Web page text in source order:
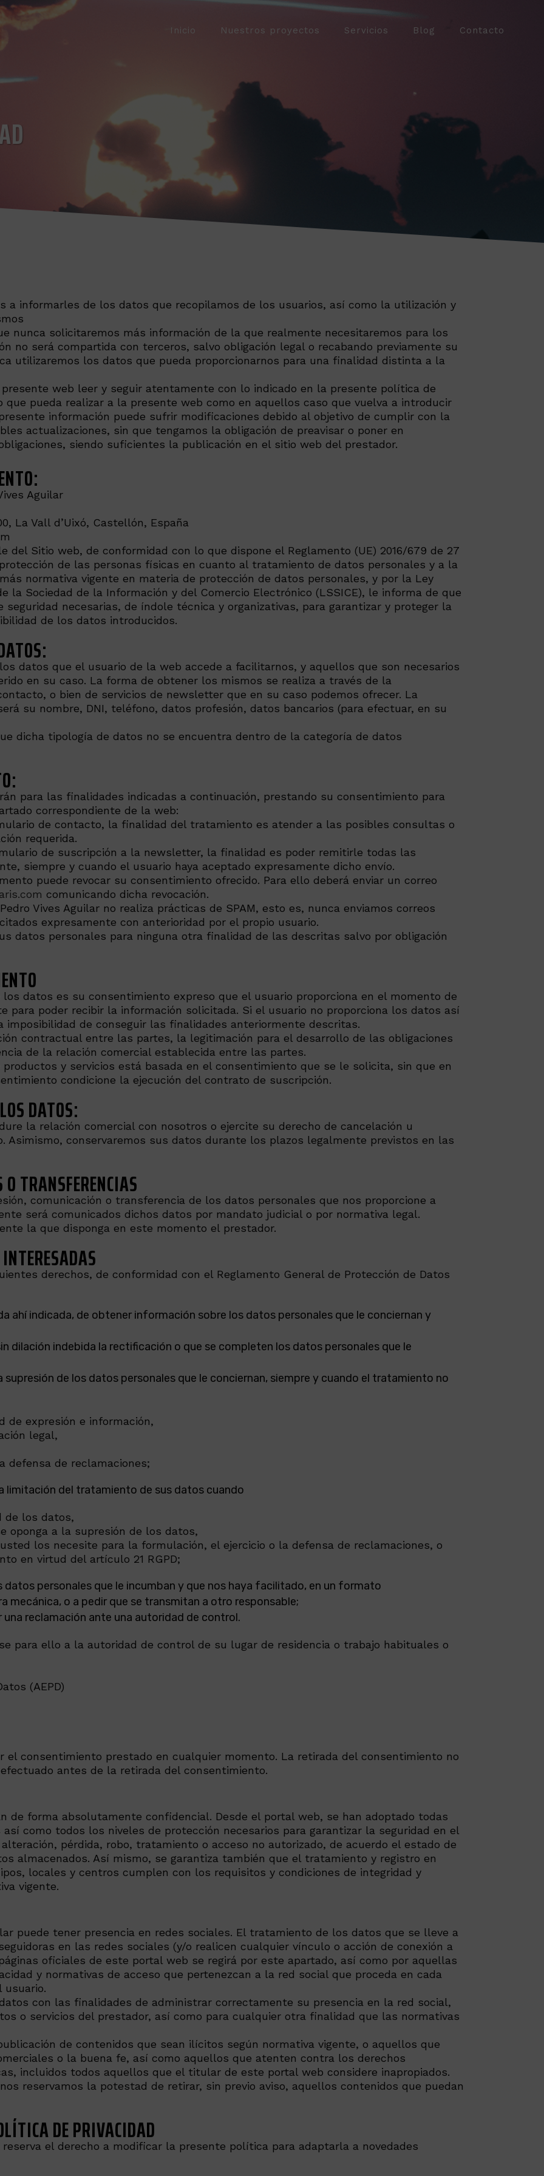
Inicio Nuestros proyectos Servicios Blog Contacto
a informarles de los datos que recopilamos de los usuarios, así como la utilización y
nunca solicitaremos más información de la que realmente necesitaremos para los
no será compartida con terceros, salvo obligación legal o recabando previamente su
utilizaremos los datos que pueda proporcionarnos para una finalidad distinta a la
web leer y seguir atentamente con lo indicado en la presente política de
que pueda realizar a la presente web como en aquellos caso que vuelva a introducir
información puede sufrir modificaciones debido al objetivo de cumplir con la
actualizaciones, sin que tengamos la obligación de preavisar o poner en
siendo suficientes la publicación en el sitio web del prestador.
Aguilar
La Vall d’Uixó, Castellón, España
del Sitio web, de conformidad con lo que dispone el Reglamento (UE) 2016/679 de 27
de las personas físicas en cuanto al tratamiento de datos personales y a la
normativa vigente en materia de protección de datos personales, y por la Ley
la Sociedad de la Información y del Comercio Electrónico (LSSICE), le informa de que
necesarias, de índole técnica y organizativas, para garantizar y proteger la
de los datos introducidos.
datos que el usuario de la web accede a facilitarnos, y aquellos que son necesarios
en su caso. La forma de obtener los mismos se realiza a través de la
o bien de servicios de newsletter que en su caso podemos ofrecer. La
su nombre, DNI, teléfono, datos profesión, datos bancarios (para efectuar, en su
dicha tipología de datos no se encuentra dentro de la categoría de datos
para las finalidades indicadas a continuación, prestando su consentimiento para
correspondiente de la web:
de contacto, la finalidad del tratamiento es atender a las posibles consultas o
requerida.
de suscripción a la newsletter, la finalidad es poder remitirle todas las
siempre y cuando el usuario haya aceptado expresamente dicho envío.
puede revocar su consentimiento ofrecido. Para ello deberá enviar un correo
comunicando dicha revocación.
Vives Aguilar no realiza prácticas de SPAM, esto es, nunca enviamos correos
expresamente con anterioridad por el propio usuario.
datos personales para ninguna otra finalidad de las descritas salvo por obligación
datos es su consentimiento expreso que el usuario proporciona en el momento de
para poder recibir la información solicitada. Si el usuario no proporciona los datos así
imposibilidad de conseguir las finalidades anteriormente descritas.
contractual entre las partes, la legitimación para el desarrollo de las obligaciones
de la relación comercial establecida entre las partes.
y servicios está basada en el consentimiento que se le solicita, sin que en
condicione la ejecución del contrato de suscripción.
DATOS:
la relación comercial con nosotros o ejercite su derecho de cancelación u
Asimismo, conservaremos sus datos durante los plazos legalmente previstos en las
TRANSFERENCIAS
comunicación o transferencia de los datos personales que nos proporcione a
será comunicados dichos datos por mandato judicial o por normativa legal.
la que disponga en este momento el prestador.
derechos, de conformidad con el Reglamento General de Protección de Datos
ahí indicada, de obtener información sobre los datos personales que le conciernan y
dilación indebida la rectificación o que se completen los datos personales que le
supresión de los datos personales que le conciernan, siempre y cuando el tratamiento no
de expresión e información,
legal,
defensa de reclamaciones;
limitación del tratamiento de sus datos cuando
de los datos,
oponga a la supresión de los datos,
los necesite para la formulación, el ejercicio o la defensa de reclamaciones, o
en virtud del artículo 21 RGPD;
datos personales que le incumban y que nos haya facilitado, en un formato
mecánica, o a pedir que se transmitan a otro responsable;
una reclamación ante una autoridad de control.
para ello a la autoridad de control de su lugar de residencia o trabajo habituales o
(AEPD)
el consentimiento prestado en cualquier momento. La retirada del consentimiento no
antes de la retirada del consentimiento.
de forma absolutamente confidencial. Desde el portal web, se han adoptado todas
como todos los niveles de protección necesarios para garantizar la seguridad en el
pérdida, robo, tratamiento o acceso no autorizado, de acuerdo el estado de
almacenados. Así mismo, se garantiza también que el tratamiento y registro en
locales y centros cumplen con los requisitos y condiciones de integridad y
vigente.
puede tener presencia en redes sociales. El tratamiento de los datos que se lleve a
en las redes sociales (y/o realicen cualquier vínculo o acción de conexión a
oficiales de este portal web se regirá por este apartado, así como por aquellas
y normativas de acceso que pertenezcan a la red social que proceda en cada
usuario.
con las finalidades de administrar correctamente su presencia en la red social,
o servicios del prestador, así como para cualquier otra finalidad que las normativas
de contenidos que sean ilícitos según normativa vigente, o aquellos que
o la buena fe, así como aquellos que atenten contra los derechos
incluidos todos aquellos que el titular de este portal web considere inapropiados.
reservamos la potestad de retirar, sin previo aviso, aquellos contenidos que puedan
DE PRIVACIDAD
el derecho a modificar la presente política para adaptarla a novedades